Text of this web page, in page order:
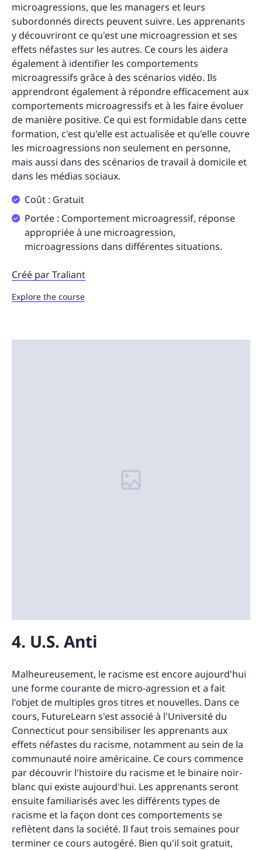
microagressions, que les managers et leurs
subordonnés directs peuvent suivre. Les apprenants
y découvriront ce qu'est une microagression et ses
effets néfastes sur les autres. Ce cours les aidera
également à identifier les comportements
microagressifs grâce à des scénarios vidéo. Ils
apprendront également à répondre efficacement aux
comportements microagressifs et à les faire évoluer
de manière positive. Ce qui est formidable dans cette
formation, c'est qu'elle est actualisée et qu'elle couvre
les microagressions non seulement en personne,
mais aussi dans des scénarios de travail à domicile et
dans les médias sociaux.
Coût : Gratuit
Portée : Comportement microagressif, réponse
appropriée à une microagression,
microagressions dans différentes situations.
Créé par Traliant
Explore the course
4. U.S. Anti
Malheureusement, le racisme est encore aujourd'hui
une forme courante de micro-agression et a fait
l'objet de multiples gros titres et nouvelles. Dans ce
cours, FutureLearn s'est associé à l'Université du
Connecticut pour sensibiliser les apprenants aux
effets néfastes du racisme, notamment au sein de la
communauté noire américaine. Ce cours commence
par découvrir l'histoire du racisme et le binaire noir-
blanc qui existe aujourd'hui. Les apprenants seront
ensuite familiarisés avec les différents types de
racisme et la façon dont ces comportements se
reflètent dans la société. Il faut trois semaines pour
terminer ce cours autogéré. Bien qu'il soit gratuit,